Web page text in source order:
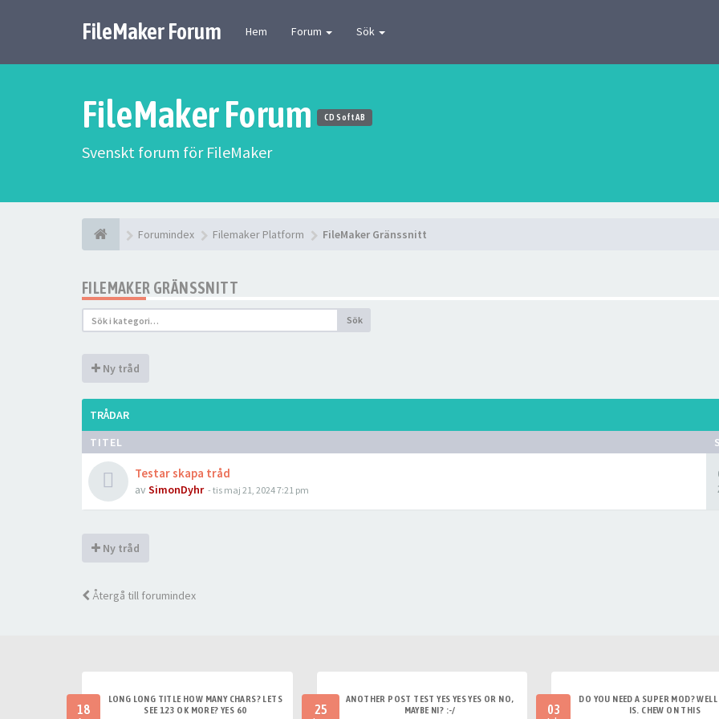
FileMaker Forum Hem Forum Sök
FileMaker Forum CD Soft AB
Svenskt forum för FileMaker
Forumindex Filemaker Platform FileMaker Gränssnitt
FILEMAKER GRÄNSSNITT
Sök
Ny tråd
TRÅDAR
TITEL
Testar skapa tråd
av SimonDyhr - tis maj 21, 2024 7:21 pm
Ny tråd
Återgå till forumindex
18
LONG LONG TITLE HOW MANY CHARS? LETS
SEE 123 OK MORE? YES 60
25
ANOTHER POST TEST YES YES YES OR NO,
MAYBE NI? :-/
03
DO YOU NEED A SUPER MOD?
IS. CHEW ON THIS